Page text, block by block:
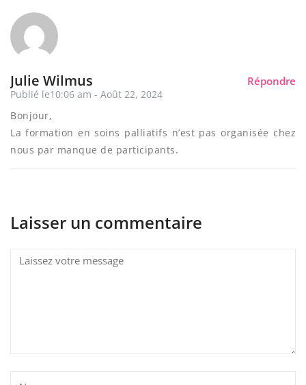
Répondre
Julie Wilmus
Publié le10:06 am - Août 22, 2024
Bonjour,
La formation en soins palliatifs n’est pas organisée chez
nous par manque de participants.
Laisser un commentaire